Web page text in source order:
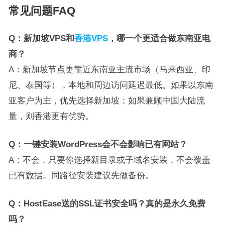
常见问题FAQ
Q：新加坡VPS和香港VPS，哪一个更适合做东南亚电
商？
A：新加坡节点更靠近东南亚主流市场（马来西亚、印
尼、泰国等），本地和周边访问延迟最低。如果以东南
亚客户为主，优先选择新加坡；如果兼顾中国大陆流
量，则香港更有优势。
Q：一键安装WordPress会不会影响已有网站？
A：不会，只要你选择新目录或子域名安装，不会覆盖
已有数据。同路径安装建议先做备份。
Q：HostEase送的SSL证书安全吗？真的是永久免费
吗？